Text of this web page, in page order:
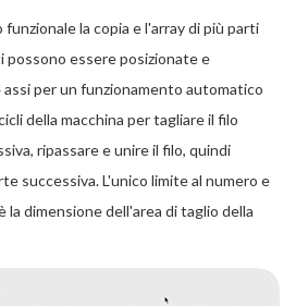
la copia e l'array di più parti
possono essere posizionate e
assi per un funzionamento automatico
della macchina per tagliare il filo
ripassare e unire il filo, quindi
successiva. L'unico limite al numero e
la dimensione dell'area di taglio della